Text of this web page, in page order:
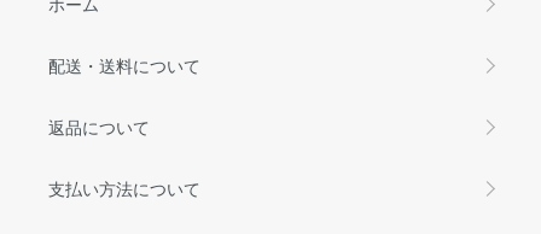
配送・送料について
返品について
支払い方法について